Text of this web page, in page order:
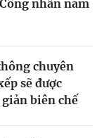
nhân năm
chuyên
sẽ được
biên chế